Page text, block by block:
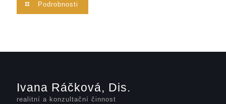
Podrobnosti
Ivana Ráčková, Dis.
realitní a konzultační činnost